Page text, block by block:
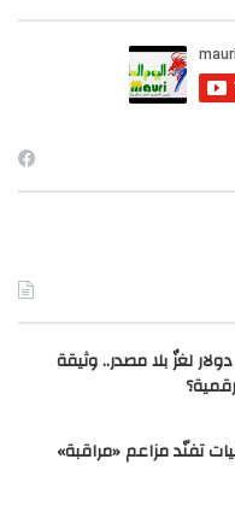
ن
:
مليون دولار لغزٌ بلا مصدر.. وثيقة
تفنّد مزاعم «مراقبة»